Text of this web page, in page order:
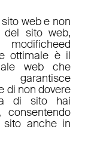
web e non
del sito web,
modificheed
ottimale è il
webche
di non dovere
di sito hai
, consentendo
anche in